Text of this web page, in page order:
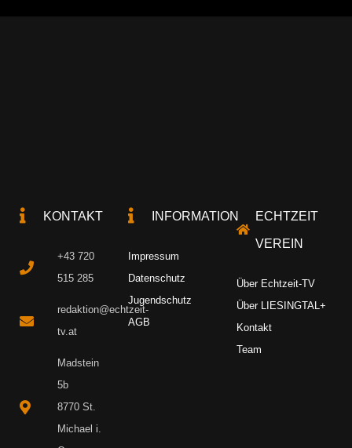
KONTAKT
+43 720
515 285
redaktion@echtzeit-
tv.at
Madstein
5b
8770 St.
Michael i.
INFORMATION
Impressum
Datenschutz
Jugendschutz
AGB
ECHTZEIT
VEREIN
Über Echtzeit-TV
Über LIESINGTAL+
Kontakt
Team